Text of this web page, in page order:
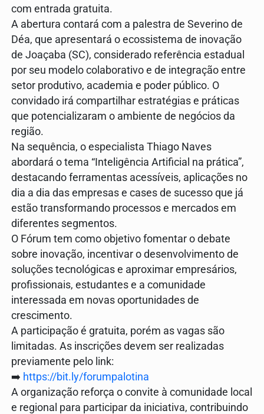
com entrada gratuita.
A abertura contará com a palestra de Severino de
Déa, que apresentará o ecossistema de inovação
de Joaçaba (SC), considerado referência estadual
por seu modelo colaborativo e de integração entre
setor produtivo, academia e poder público. O
convidado irá compartilhar estratégias e práticas
que potencializaram o ambiente de negócios da
região.
Na sequência, o especialista Thiago Naves
abordará o tema “Inteligência Artificial na prática”,
destacando ferramentas acessíveis, aplicações no
dia a dia das empresas e cases de sucesso que já
estão transformando processos e mercados em
diferentes segmentos.
O Fórum tem como objetivo fomentar o debate
sobre inovação, incentivar o desenvolvimento de
soluções tecnológicas e aproximar empresários,
profissionais, estudantes e a comunidade
interessada em novas oportunidades de
crescimento.
A participação é gratuita, porém as vagas são
limitadas. As inscrições devem ser realizadas
previamente pelo link:
➡️ https://bit.ly/forumpalotina
A organização reforça o convite à comunidade local
e regional para participar da iniciativa, contribuindo